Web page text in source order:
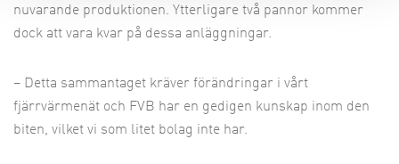
nuvarande produktionen. Ytterligare två pannor kommer
dock att vara kvar på dessa anläggningar.
– Detta sammantaget kräver förändringar i vårt
fjärrvärmenät och FVB har en gedigen kunskap inom den
biten, vilket vi som litet bolag inte har.